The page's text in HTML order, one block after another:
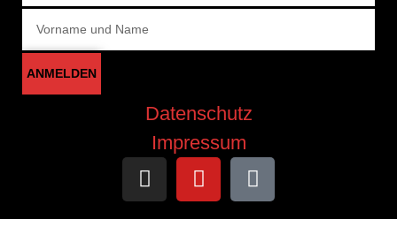
ANMELDEN
Datenschutz
Impressum